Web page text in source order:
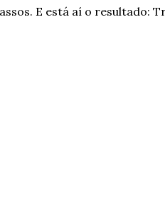
E está aí o resultado: